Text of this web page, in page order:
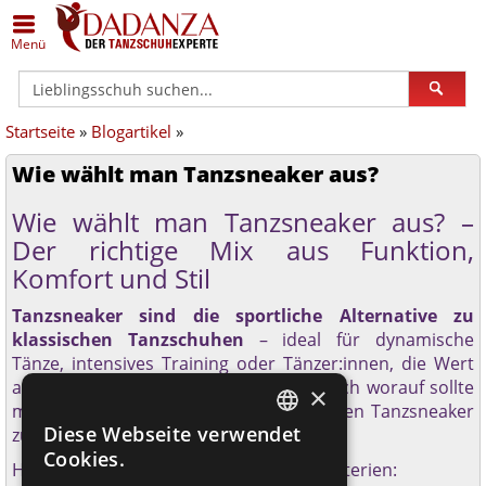
Menü
Zurück
Alle Damenschuhe
Geschlossene Schuhe
Offene Schuhe
Trainer
Gymnastik / Jazz
Gardestiefel
Orgelschuhe
Steppschuhe
Zurück
Schuhe in Silber
Schuhe in Bronze/Kupfer
Schuhe in Schwarz
Schuhe in Weiß
Schuhe - schmal
Schuhe - weit
Schuhe Hallux geeignet
Schuhe flach
Zurück
Anna Kern
Bleyer
Bloch
Dance Art
Dancin Milano
Diamant
Edward Moore
ExclusiveDanceShoes
Zurück
Alle Herrenschuhe
Klassische Herrenschuhe
Sneaker
Lateinschuhe
Gymnastik- / Jazzschuhe
Gardestiefel
Orgelschuhe
Steppschuhe
Zurück
Schuhe in Übergrößen
Schuhe (breit)
Schuhe (schmal)
Geteilte Sohle
Einlagengeeignet
Zurück
Dance Art
Diamant
Merlet
Nueva Epoca
Portdance
Rumpf
TopTanz
Werner Kern
Startseite » Blogartikel »
Wie wählt man Tanzsneaker aus?
Wie wählt man Tanzsneaker aus? –
Der richtige Mix aus Funktion,
Komfort und Stil
Tanzsneaker sind die sportliche Alternative zu
klassischen Tanzschuhen – ideal für dynamische
Tänze, intensives Training oder Tänzer:innen, die Wert
auf Flexibilität und Dämpfung legen. Doch worauf sollte
man beim Kauf achten, um den perfekten Tanzsneaker
zu finden?
Hier kommen die wichtigsten Auswahlkriterien:
GERMAN
×
Diese Webseite verwendet
Cookies.